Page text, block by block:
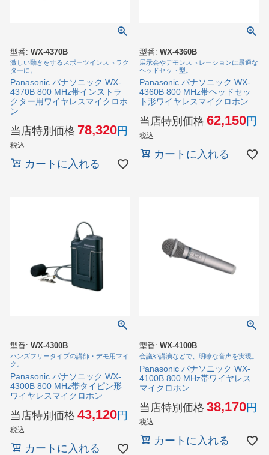
型番: WX-4370B
激しい動きをするスポーツインストラク
ターに。
Panasonic パナソニック WX-
4370B 800 MHz帯インストラ
クター用ワイヤレスマイクロホ
ン
当店特別価格 78,320
税込
カートに入れる
型番: WX-4360B
展示会やデモンストレーションに最適な
ヘッドセット型。
Panasonic パナソニック WX-
4360B 800 MHz帯ヘッドセッ
ト形ワイヤレスマイクロホン
当店特別価格 62,150
税込
カートに入れる
型番: WX-4300B
ハンズフリータイプの講師・デモ用マイ
ク。
Panasonic パナソニック WX-
4300B 800 MHz帯タイピン形
ワイヤレスマイクロホン
当店特別価格 43,120
税込
カートに入れる
型番: WX-4100B
会議や講演などで、明瞭な音声を実現。
Panasonic パナソニック WX-
4100B 800 MHz帯ワイヤレス
マイクロホン
当店特別価格 38,170
税込
カートに入れる